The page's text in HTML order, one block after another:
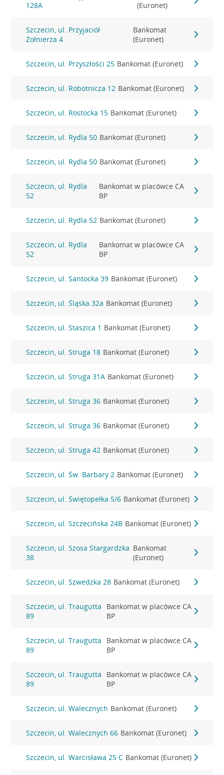
128A
(Euronet)
Szczecin, ul. Przyjaciół
Żołnierza 4
Bankomat
(Euronet)
Szczecin, ul. Przyszłości 25 Bankomat (Euronet)
Szczecin, ul. Robotnicza 12 Bankomat (Euronet)
Szczecin, ul. Rostocka 15 Bankomat (Euronet)
Szczecin, ul. Rydla 50 Bankomat (Euronet)
Szczecin, ul. Rydla 50 Bankomat (Euronet)
Szczecin, ul. Rydla
52
Bankomat w placówce CA
BP
Szczecin, ul. Rydla 52 Bankomat (Euronet)
Szczecin, ul. Rydla
52
Bankomat w placówce CA
BP
Szczecin, ul. Santocka 39 Bankomat (Euronet)
Szczecin, ul. Śląska 32a Bankomat (Euronet)
Szczecin, ul. Staszica 1 Bankomat (Euronet)
Szczecin, ul. Struga 18 Bankomat (Euronet)
Szczecin, ul. Struga 31A Bankomat (Euronet)
Szczecin, ul. Struga 36 Bankomat (Euronet)
Szczecin, ul. Struga 36 Bankomat (Euronet)
Szczecin, ul. Struga 42 Bankomat (Euronet)
Szczecin, ul. Św. Barbary 2 Bankomat (Euronet)
Szczecin, ul. Świętopełka 5/6 Bankomat (Euronet)
Szczecin, ul. Szczecińska 24B Bankomat (Euronet)
Szczecin, ul. Szosa Stargardzka
38
Bankomat
(Euronet)
Szczecin, ul. Szwedzka 28 Bankomat (Euronet)
Szczecin, ul. Traugutta
89
Bankomat w placówce CA
BP
Szczecin, ul. Traugutta
89
Bankomat w placówce CA
BP
Szczecin, ul. Traugutta
89
Bankomat w placówce CA
BP
Szczecin, ul. Walecznych Bankomat (Euronet)
Szczecin, ul. Walecznych 66 Bankomat (Euronet)
Szczecin, ul. Warcisława 25 C Bankomat (Euronet)